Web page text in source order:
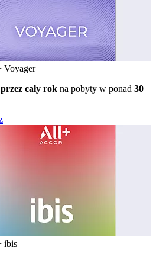
Voyager
cały rok na pobyty w ponad 30
ibis